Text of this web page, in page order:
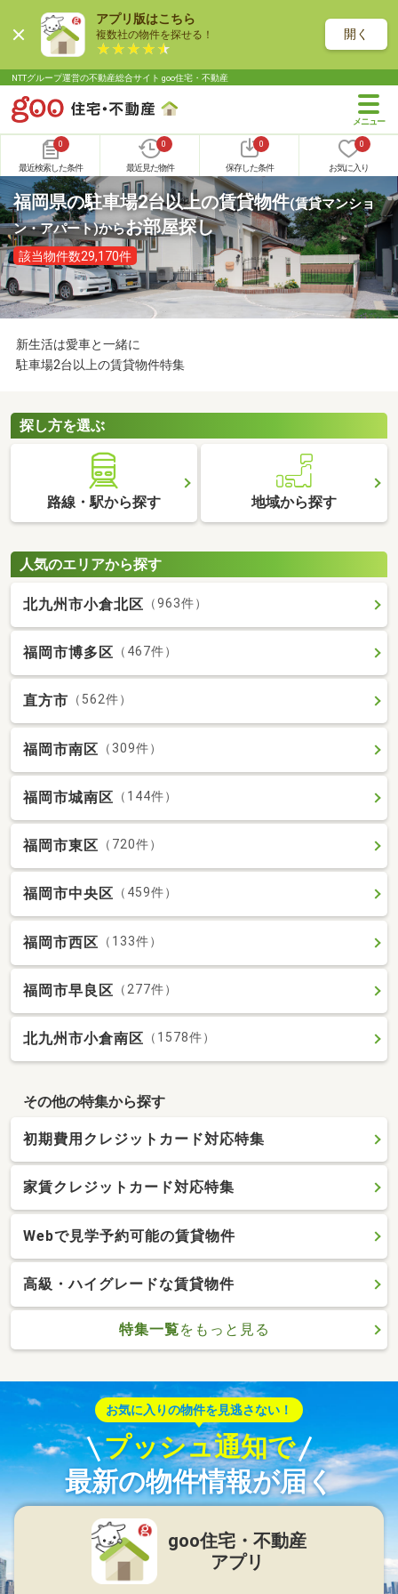
アプリ版はこちら
複数社の物件を探せる！ 開く
NTTグループ運営の不動産総合サイト goo住宅・不動産
0
最近検索した条件
0
最近見た物件
0
保存した条件
0
お気に入り
福岡県の駐車場2台以上の賃貸物件(賃貸マンショ
ン・アパート)からお部屋探し
該当物件数29,170件
新生活は愛車と一緒に
駐車場2台以上の賃貸物件特集
探し方を選ぶ
路線・駅から探す 地域から探す
人気のエリアから探す
北九州市小倉北区 （963件）
福岡市博多区 （467件）
直方市 （562件）
福岡市南区 （309件）
福岡市城南区 （144件）
福岡市東区 （720件）
福岡市中央区 （459件）
福岡市西区 （133件）
福岡市早良区 （277件）
北九州市小倉南区 （1578件）
その他の特集から探す
初期費用クレジットカード対応特集
家賃クレジットカード対応特集
Webで見学予約可能の賃貸物件
高級・ハイグレードな賃貸物件
特集一覧をもっと見る
お気に入りの物件を見逃さない！
プッシュ通知で
最新の物件情報が届く
goo住宅・不動産
アプリ